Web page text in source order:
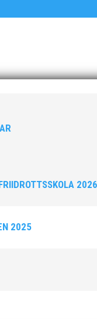
2026
2025
5/
den 5/2 och här följer